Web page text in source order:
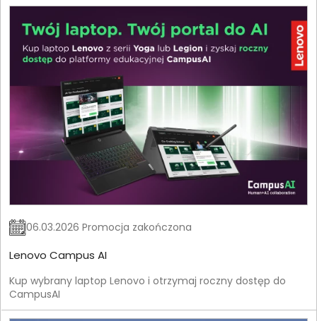
06.03.2026 Promocja zakończona
Lenovo Campus AI
Kup wybrany laptop Lenovo i otrzymaj roczny dostęp do
CampusAI